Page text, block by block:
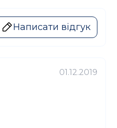
Написати відгук
01.12.2019